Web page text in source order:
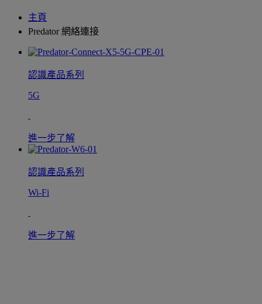
主頁
Predator 網絡連接
認識產品系列
5G
進一步了解
認識產品系列
Wi-Fi
進一步了解